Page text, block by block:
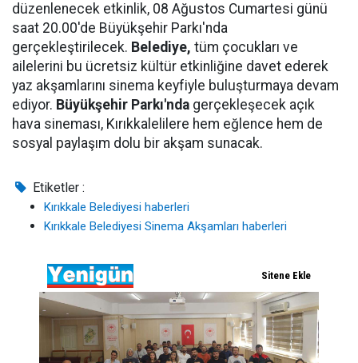
düzenlenecek etkinlik, 08 Ağustos Cumartesi günü
saat 20.00'de Büyükşehir Parkı'nda
gerçekleştirilecek. Belediye, tüm çocukları ve
ailelerini bu ücretsiz kültür etkinliğine davet ederek
yaz akşamlarını sinema keyfiyle buluşturmaya devam
ediyor. Büyükşehir Parkı'nda gerçekleşecek açık
hava sineması, Kırıkkalelilere hem eğlence hem de
sosyal paylaşım dolu bir akşam sunacak.
Etiketler :
Kırıkkale Belediyesi haberleri
Kırıkkale Belediyesi Sinema Akşamları haberleri